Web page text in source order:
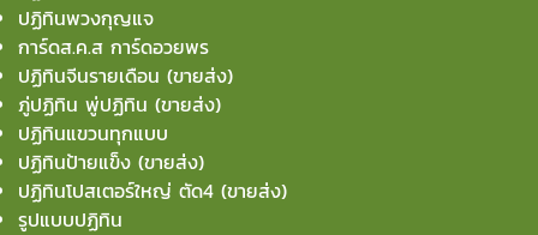
ปฏิทินพวงกุญแจ
การ์ดส.ค.ส การ์ดอวยพร
ปฏิทินจีนรายเดือน (ขายส่ง)
ภู่ปฏิทิน พู่ปฏิทิน (ขายส่ง)
ปฏิทินแขวนทุกแบบ
ปฏิทินป้ายแข็ง (ขายส่ง)
ปฏิทินโปสเตอร์ใหญ่ ตัด4 (ขายส่ง)
รูปแบบปฏิทิน